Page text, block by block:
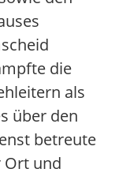
die
als
über den
betreute
Ort und